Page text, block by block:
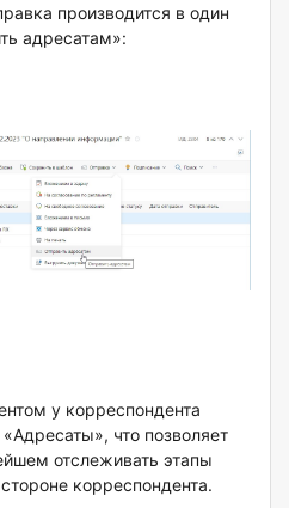
производится в один
адресатам»:
у корреспондента
что позволяет
отслеживать этапы
корреспондента.